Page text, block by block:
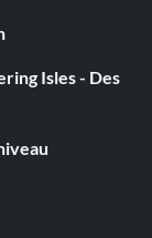
Isles - Des